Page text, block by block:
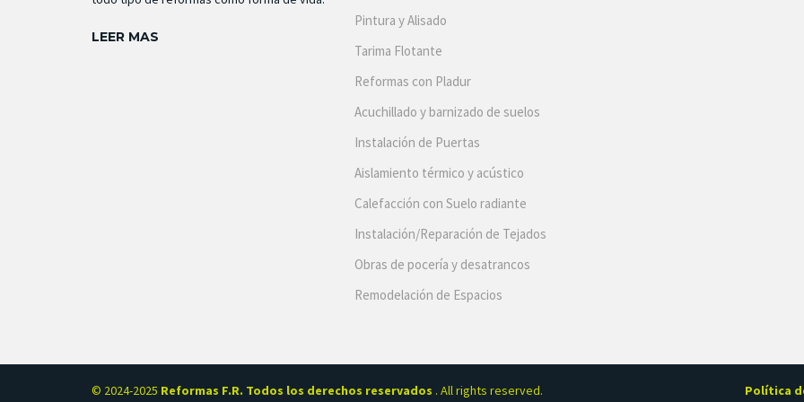
LEER MAS
Pintura y Alisado
Tarima Flotante
Reformas con Pladur
Acuchillado y barnizado de suelos
Instalación de Puertas
Aislamiento térmico y acústico
Calefacción con Suelo radiante
Instalación/Reparación de Tejados
Obras de pocería y desatrancos
Remodelación de Espacios
© 2024-2025 Reformas F.R. Todos los derechos reservados . All rights reserved. Política